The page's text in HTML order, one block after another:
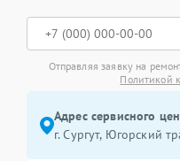
Отправляя заявку на
Политикой
Адрес сервисного
г. Сургут, Югорский